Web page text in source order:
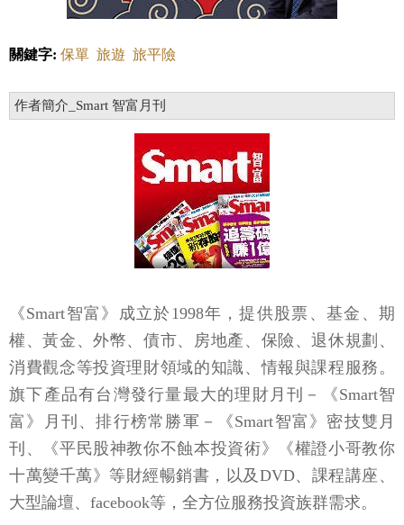
關鍵字: 保單 旅遊 旅平險
作者簡介_Smart 智富月刊
《Smart智富》成立於1998年，提供股票、基金、期
權、黃金、外幣、債市、房地產、保險、退休規劃、
消費觀念等投資理財領域的知識、情報與課程服務。
旗下產品有台灣發行量最大的理財月刊－《Smart智
富》月刊、排行榜常勝軍－《Smart智富》密技雙月
刊、《平民股神教你不蝕本投資術》《權證小哥教你
十萬變千萬》等財經暢銷書，以及DVD、課程講座、
大型論壇、facebook等，全方位服務投資族群需求。